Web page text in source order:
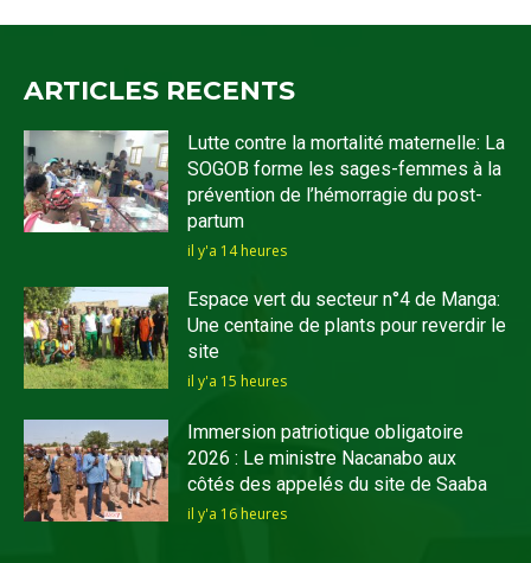
ARTICLES RECENTS
Lutte contre la mortalité maternelle: La
SOGOB forme les sages-femmes à la
prévention de l’hémorragie du post-
partum
il y'a 14 heures
Espace vert du secteur n°4 de Manga:
Une centaine de plants pour reverdir le
site
il y'a 15 heures
Immersion patriotique obligatoire
2026 : Le ministre Nacanabo aux
côtés des appelés du site de Saaba
il y'a 16 heures